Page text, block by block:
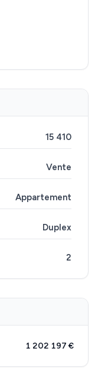
15 410
Vente
Appartement
Duplex
2
1 202 197 €